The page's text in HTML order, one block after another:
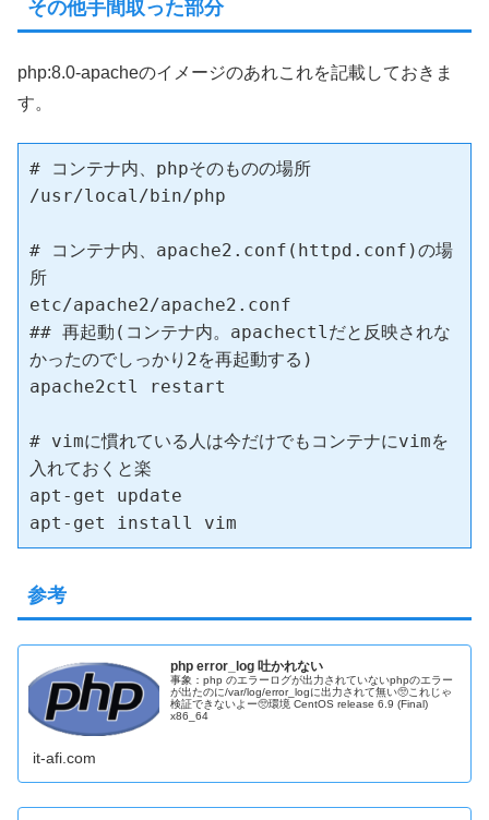
その他手間取った部分
php:8.0-apacheのイメージのあれこれを記載しておきま
す。
# コンテナ内、phpそのものの場所
/usr/local/bin/php
# コンテナ内、apache2.conf(httpd.conf)の場
所
etc/apache2/apache2.conf
## 再起動(コンテナ内。apachectlだと反映されな
かったのでしっかり2を再起動する)
apache2ctl restart
# vimに慣れている人は今だけでもコンテナにvimを
入れておくと楽
apt-get update
apt-get install vim
参考
php error_log 吐かれない
事象：php のエラーログが出力されていないphpのエラー
が出たのに/var/log/error_logに出力されて無い🥺これじゃ
検証できないよー🥺環境 CentOS release 6.9 (Final)
x86_64
it-afi.com